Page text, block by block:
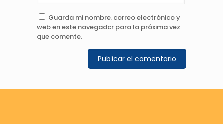
Guarda mi nombre, correo electrónico y
web en este navegador para la próxima vez
que comente.